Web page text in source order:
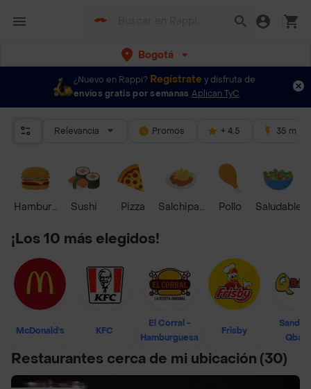
Bogotá
¿Nuevo en Rappi? Regístrate y disfruta de
envíos gratis por semanas Aplican TyC
Relevancia Promos + 4.5 35 mins
HamburguesaSushi Pizza Salchipapas Pollo Saludable
¡Los 10 más elegidos!
McDonald's KFC
El Corral -
Hamburguesa
Frisby
Restaurantes cerca de mi ubicación (30)